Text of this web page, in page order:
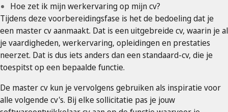
Hoe zet ik mijn werkervaring op mijn cv?
Tijdens deze voorbereidingsfase is het de bedoeling dat je
een master cv aanmaakt. Dat is een uitgebreide cv, waarin je al
je vaardigheden, werkervaring, opleidingen en prestaties
neerzet. Dat is dus iets anders dan een standaard-cv, die je
toespitst op een bepaalde functie.
De master cv kun je vervolgens gebruiken als inspiratie voor
alle volgende cv's. Bij elke sollicitatie pas je jouw